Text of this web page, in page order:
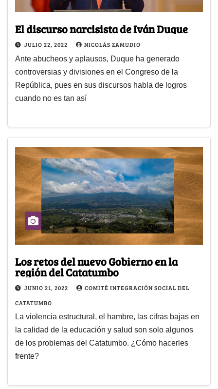
El discurso narcisista de Iván Duque
JULIO 22, 2022 NICOLÁS ZAMUDIO
Ante abucheos y aplausos, Duque ha generado
controversias y divisiones en el Congreso de la
República, pues en sus discursos habla de logros
cuando no es tan así
Los retos del nuevo Gobierno en la
región del Catatumbo
JUNIO 21, 2022
COMITÉ INTEGRACIÓN SOCIAL DEL
CATATUMBO
La violencia estructural, el hambre, las cifras bajas en
la calidad de la educación y salud son solo algunos
de los problemas del Catatumbo. ¿Cómo hacerles
frente?